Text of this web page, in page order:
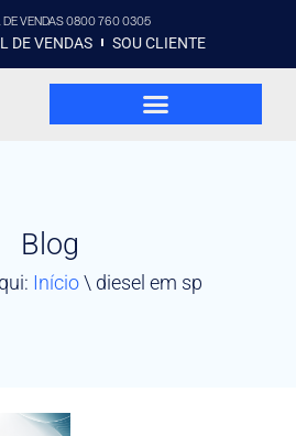
DE VENDAS 0800 760 0305
DE VENDAS SOU CLIENTE
Blog
Início\ diesel em sp